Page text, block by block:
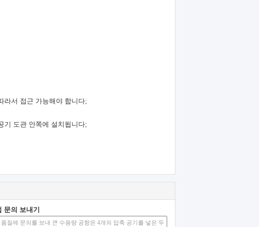
라서 접근 가능해야 합니다;
기 도관 안쪽에 설치됩니다;
문의 보내기